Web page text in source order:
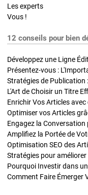
Les experts
Vous !
12 conseils pour bien
Développez une Ligne
Présentez-vous :
L'Art de Choisir un Titre
Optimiser vos Articles
Engagez la
Amplifiez la Portée de